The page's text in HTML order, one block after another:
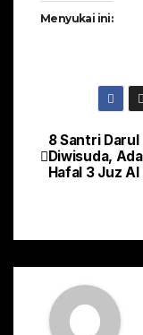
Menyukai ini:
pos
8 Santri Darul
Diwisuda,
Hafal 3 Juz Al